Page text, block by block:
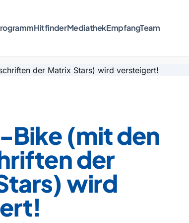
HitfinderMediathekEmpfangTeam
Bike (mit den
der
wird